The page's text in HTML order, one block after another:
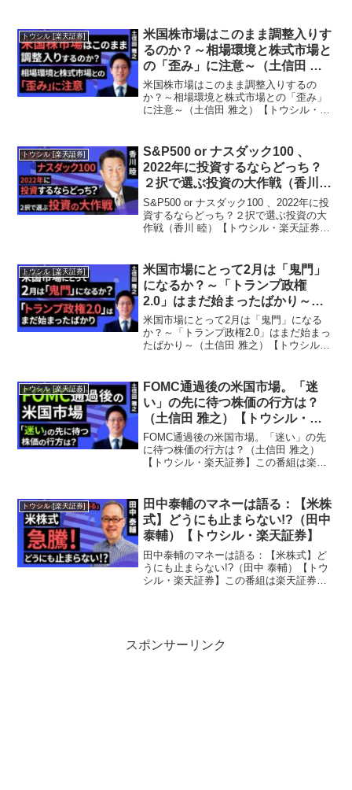
す。今回の動画では『10月東京CPIの衝
撃。想定を...
トウシル [楽天証券]
米国株市場はこのまま調整入りす
るのか？～相場環境と株式市場と
の「歪み」に注意～（土信田 雅
之）【トウシル・楽天証券】
米国株市場はこのまま調整入りするの
か？～相場環境と株式市場との「歪み」
に注意～（土信田 雅之）【トウシル・楽
YouTubeチャンネルです。今回の動画で
は『米国株市場はこのまま...
トウシル [楽天証券]
S&P500 or ナスダック100 、
2022年に投資するならどっち？
２択で選ぶ投資の大作戦（香川
睦）【トウシル・楽天証券】
S&P500 or ナスダック100 、2022年に投
資するならどっち？２択で選ぶ投資の大
作戦（香川 睦）【トウシル・楽天証券】
ネルです。今回の動画では『S&P5...
トウシル [楽天証券]
米国市場にとって2月は「鬼門」
になるか？～「トランプ政権
2.0」はまだ始まったばかり～
（土信田 雅之）【トウシル・楽
天証券】
米国市場にとって2月は「鬼門」になる
か？～「トランプ政権2.0」はまだ始まっ
たばかり～（土信田 雅之）【トウシル・
YouTubeチャンネルです。今回の動画で
は『米国市場にと...
トウシル [楽天証券]
FOMC通過後の米国市場。「迷
い」の先に待つ株価の行方は？
（土信田 雅之）【トウシル・楽
天証券】
FOMC通過後の米国市場。「迷い」の先
に待つ株価の行方は？（土信田 雅之）
【トウシル・楽天証券】この番組は楽天
の動画では『FOMC通過後の米国市場。
「迷い」の先に...
トウシル [楽天証券]
田中泰輔のマネーは語る：【米株
式】どうにも止まらない!?（田中
泰輔）【トウシル・楽天証券】
田中泰輔のマネーは語る：【米株式】ど
うにも止まらない!?（田中 泰輔）【トウ
シル・楽天証券】この番組は楽天証券の
スポンサーリンク